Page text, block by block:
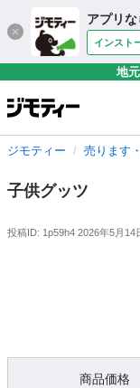
アプリ
インスト
地
ジモティー 売ります
子供グッツ
投稿ID: 1p59h4 2026年5月14
商品価格